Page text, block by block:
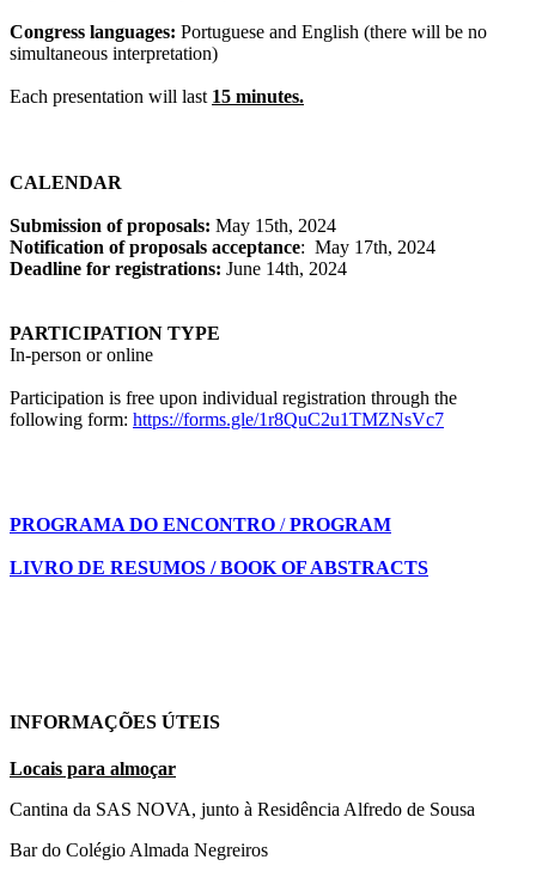
Congress languages: Portuguese and English (there will be no
simultaneous interpretation)
Each presentation will last 15 minutes.
CALENDAR
Submission of proposals: May 15th, 2024
Notification of proposals acceptance: May 17th, 2024
Deadline for registrations: June 14th, 2024
PARTICIPATION TYPE
In-person or online
Participation is free upon individual registration through the
following form: https://forms.gle/1r8QuC2u1TMZNsVc7
PROGRAMA DO ENCONTRO /PROGRAM
LIVRO DE RESUMOS / BOOK OF ABSTRACTS
INFORMAÇÕES ÚTEIS
Locais para almoçar
Cantina da SAS NOVA, junto à Residência Alfredo de Sousa
Bar do Colégio Almada Negreiros